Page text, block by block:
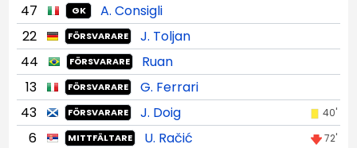
47 GK
A. Consigli
22
FÖRSVARARE
J. Toljan
44
FÖRSVARARE
Ruan
13
FÖRSVARARE
G. Ferrari
43
FÖRSVARARE J. Doig 40'
6 MITTFÄLTARE U. Račić 72'